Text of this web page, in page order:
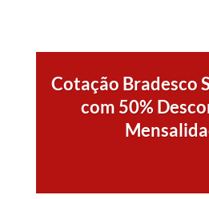
Cotação Bradesco
com 50%